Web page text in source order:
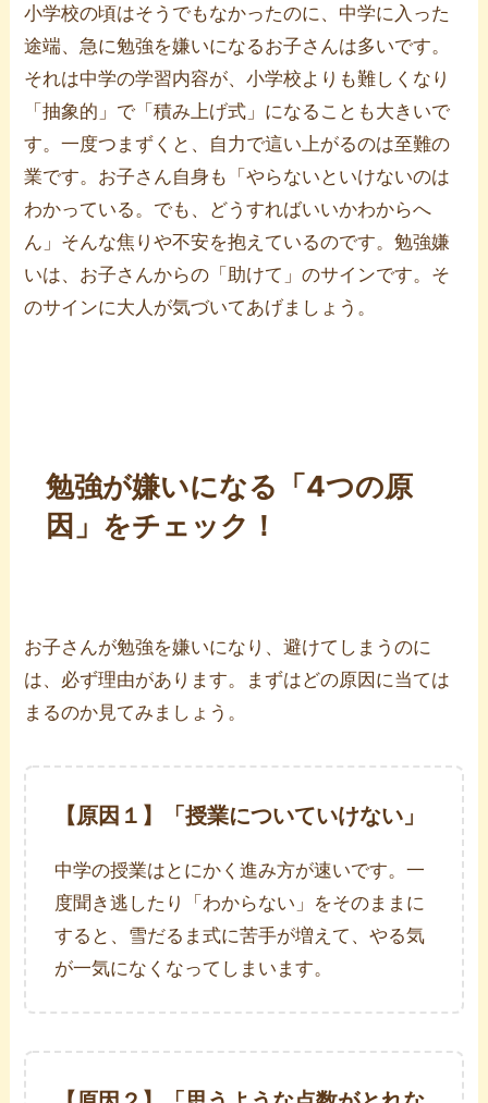
小学校の頃はそうでもなかったのに、中学に入った
途端、急に勉強を嫌いになるお子さんは多いです。
それは中学の学習内容が、小学校よりも難しくなり
「抽象的」で「積み上げ式」になることも大きいで
す。一度つまずくと、自力で這い上がるのは至難の
業です。お子さん自身も「やらないといけないのは
わかっている。でも、どうすればいいかわからへ
ん」そんな焦りや不安を抱えているのです。勉強嫌
いは、お子さんからの「助けて」のサインです。そ
のサインに大人が気づいてあげましょう。
勉強が嫌いになる「4つの原
因」をチェック！
お子さんが勉強を嫌いになり、避けてしまうのに
は、必ず理由があります。まずはどの原因に当ては
まるのか見てみましょう。
【原因 １ 】「授業についていけない」
中学の授業はとにかく進み方が速いです。一
度聞き逃したり「わからない」をそのままに
すると、雪だるま式に苦手が増えて、やる気
が一気になくなってしまいます。